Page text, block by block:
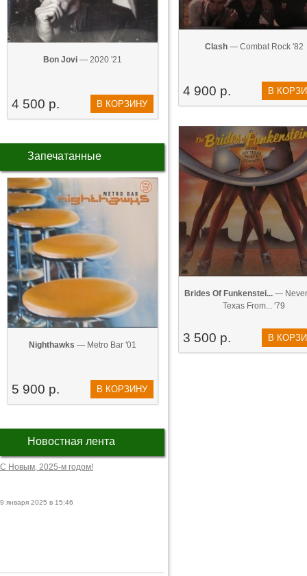
Bon Jovi — 2020 '21
4 500 р. В КОРЗИНУ
Запечатанные
Nighthawks — Metro Bar '01
5 900 р. В КОРЗИНУ
Новостная лента
С Новым, 2025-м годом!
9 января 2025 в 15:46
Clash— Combat Rock '82
4 900 р. В
Brides Of Funkenstei...— Never
Texas From... '79
3 500 р. В